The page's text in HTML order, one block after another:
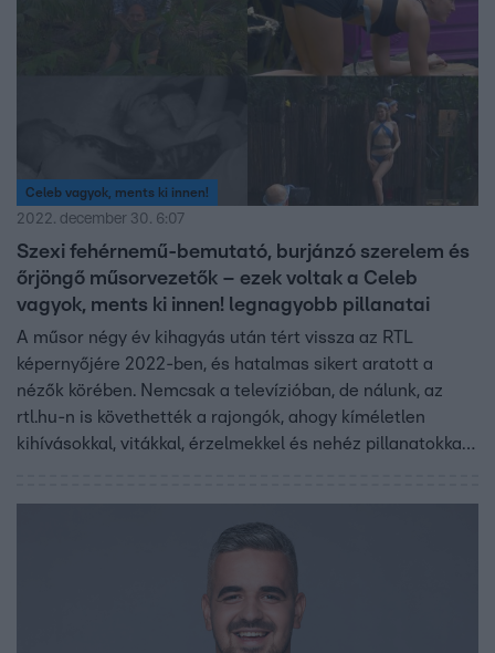
szülőknek arra, hogy időben elengedjék a gyerekeket,
arról a Reggeliben beszélgettek.
Celeb vagyok, ments ki innen!
2022. december 30. 6:07
Szexi fehérnemű-bemutató, burjánzó szerelem és
őrjöngő műsorvezetők – ezek voltak a Celeb
vagyok, ments ki innen! legnagyobb pillanatai
A műsor négy év kihagyás után tért vissza az RTL
képernyőjére 2022-ben, és hatalmas sikert aratott a
nézők körében. Nemcsak a televízióban, de nálunk, az
rtl.hu-n is követhették a rajongók, ahogy kíméletlen
kihívásokkal, vitákkal, érzelmekkel és nehéz pillanatokkal